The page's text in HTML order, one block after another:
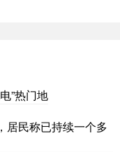
”热门地
居民称已持续一个多